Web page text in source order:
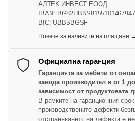
АЛТЕК ИНВЕСТ ЕООД
IBAN:
BIC: UBBSBGSF
Повече за начините на плащане →
Официална гаранция
Гаранцията за мебели от
завода производител е от 1
зависимост от продуктовата
В рамките на гаранционния
производствените дефекти
отстраняването на дефекта е